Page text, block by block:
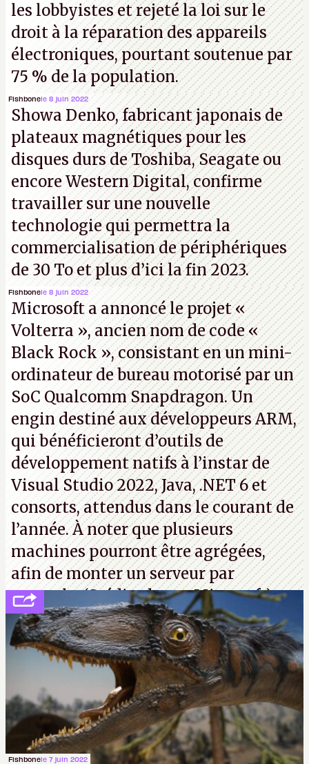
les lobbyistes et rejeté la loi sur le
droit à la réparation des appareils
électroniques, pourtant soutenue par
75 % de la population.
Fishbonele 8 juin 2022
Showa Denko, fabricant japonais de
plateaux magnétiques pour les
disques durs de Toshiba, Seagate ou
encore Western Digital, confirme
travailler sur une nouvelle
technologie qui permettra la
commercialisation de périphériques
de 30 To et plus d’ici la fin 2023.
Fishbonele 8 juin 2022
Microsoft a annoncé le projet «
Volterra », ancien nom de code «
Black Rock », consistant en un mini-
ordinateur de bureau motorisé par un
SoC Qualcomm Snapdragon. Un
engin destiné aux développeurs ARM,
qui bénéficieront d’outils de
développement natifs à l’instar de
Visual Studio 2022, Java, .NET 6 et
consorts, attendus dans le courant de
l’année. À noter que plusieurs
machines pourront être agrégées,
afin de monter un serveur par
exemple. (Crédit photo : Microsoft)
Fishbonele 7 juin 2022